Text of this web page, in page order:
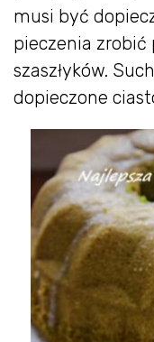
musi być
pieczenia
szaszłyków.
dopieczone